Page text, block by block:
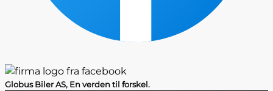
Globus Biler AS, En verden til forskel.